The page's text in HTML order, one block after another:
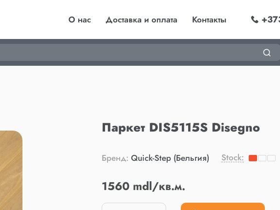
О нас Доставка и оплата Контакты
Паркет DIS5115S Disegno
Бренд: Quick-Step (Бельгия) Stock:
1560 mdl/кв.м.